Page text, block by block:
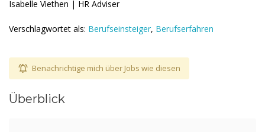
Isabelle Viethen | HR Adviser
Verschlagwortet als: Berufseinsteiger, Berufserfahren
Benachrichtige mich über Jobs wie diesen
Überblick